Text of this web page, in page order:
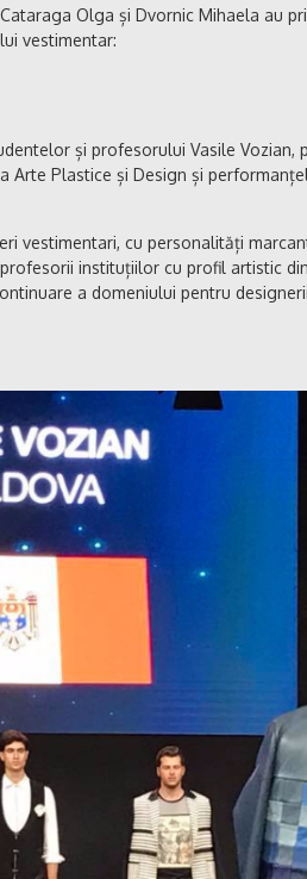
Olga și Dvornic Mihaela au
vestimentar:
și profesorului Vasile Vozian,
Arte Plastice și Design și
vestimentari, cu personalități
instituțiilor cu profil artistic
a domeniului pentru